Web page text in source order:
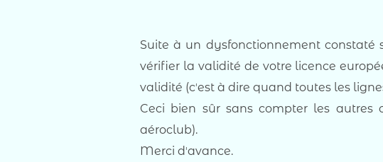
Suite à un dysfonctionnement constaté
vérifier la validité de votre licence
validité (cʼest à dire quand toutes les
Ceci bien sûr sans compter les autres
aéroclub).
Merci dʼavance.